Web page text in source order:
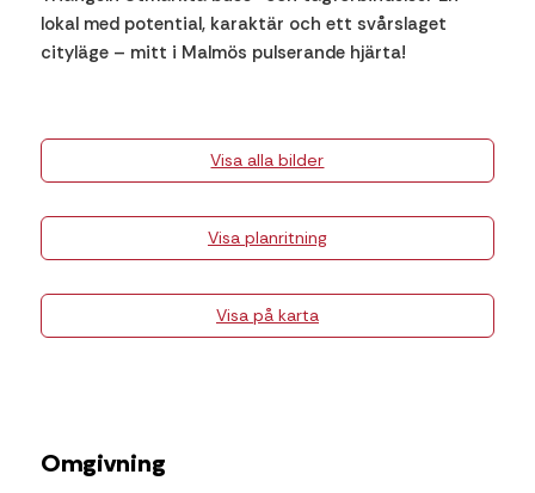
lokal med potential, karaktär och ett svårslaget
cityläge – mitt i Malmös pulserande hjärta!
Visa alla bilder
Visa planritning
Visa på karta
Omgivning